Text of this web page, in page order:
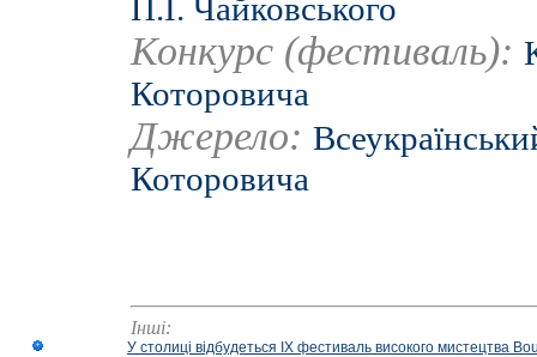
П.І. Чайковського
Конкурс (фестиваль):
Которовича
Джерело:
Которовича
Інші:
У столиці відбудеться IX фестиваль високого мистецтва